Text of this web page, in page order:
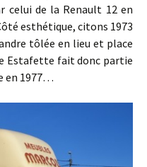
celui de la Renault 12 en
esthétique, citons 1973
tôlée en lieu et place
Estafette fait donc partie
en 1977…